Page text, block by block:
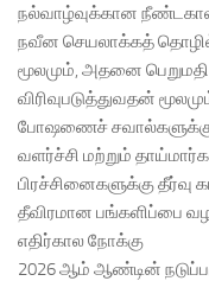
நல்வாழ்வுக்கான நீண்டகால
நவீன செயலாக்கத்
மூலமும், அதனை
விரிவுபடுத்துவதன்
போஷணைச் சவால்களுக்கு,
வளர்ச்சி மற்றும்
பிரச்சினைகளுக்கு
தீவிரமான பங்களிப்பை
எதிர்கால நோக்கு
2026 ஆம் ஆண்டின்